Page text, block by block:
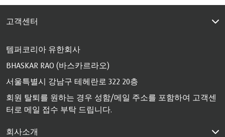
고객센터
템퍼코리아 유한회사
BHASKAR RAO (바스카르라오)
서울특별시 강남구 테헤란로 322 20층
회원 탈퇴를 원하는 경우 성함/메일 주소를 포함하여 고객센
터로 메일 접수 부탁 드립니다.
회사소개